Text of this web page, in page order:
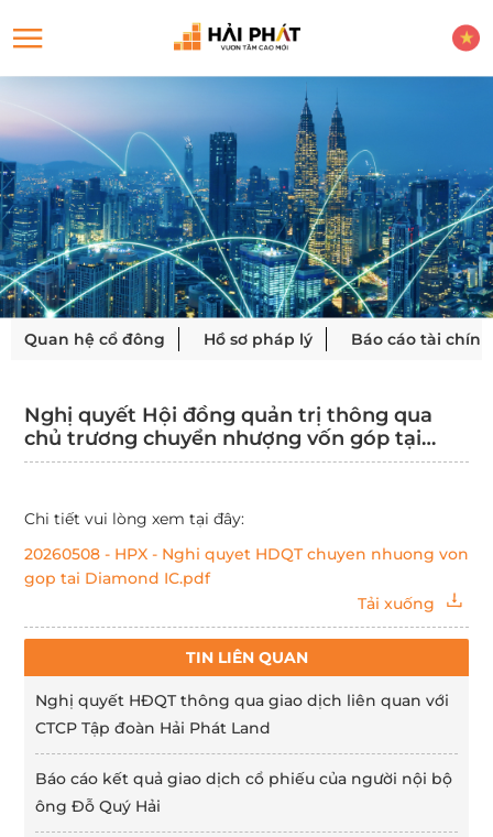
Quan hệ cổ đông Hồ sơ pháp lý Báo cáo tài chính
Nghị quyết Hội đồng quản trị thông qua
chủ trương chuyển nhượng vốn góp tại
Công ty TNHH MTV Diamond IC
Chi tiết vui lòng xem tại đây:
20260508 - HPX - Nghi quyet HDQT chuyen nhuong von
gop tai Diamond IC.pdf
Tải xuống
TIN LIÊN QUAN
Nghị quyết HĐQT thông qua giao dịch liên quan với
CTCP Tập đoàn Hải Phát Land
Báo cáo kết quả giao dịch cổ phiếu của người nội bộ
ông Đỗ Quý Hải